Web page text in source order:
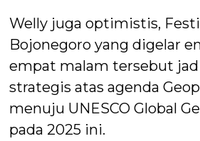
Welly juga optimistis,
Bojonegoro yang digelar
empat malam tersebut
strategis atas agenda
menuju UNESCO Global
pada 2025 ini.